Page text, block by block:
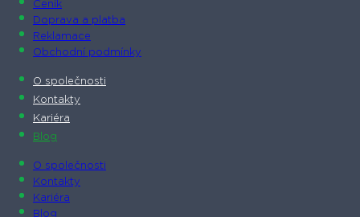
Ceník
Doprava a platba
Reklamace
Obchodní podmínky
O společnosti​
Kontakty
Kariéra
Blog
O společnosti​
Kontakty
Kariéra
Blog